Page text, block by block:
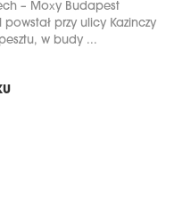
– Moxy Budapest
przy ulicy Kazinczy
w budy ...